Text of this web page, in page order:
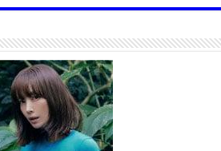
боломжтой-Хүүхэд хөгжүүлэх
төв” байгуулах төсөлд төр,
хэвшлийн түншлэлийн хүрээнд хамтран
урьж байна
оны 7 сар 22 / 9 цаг 28 минут
Б.Пүрэвдагва: “Урт цагаан”-ыг
залуучууд чөлөөт цагаа